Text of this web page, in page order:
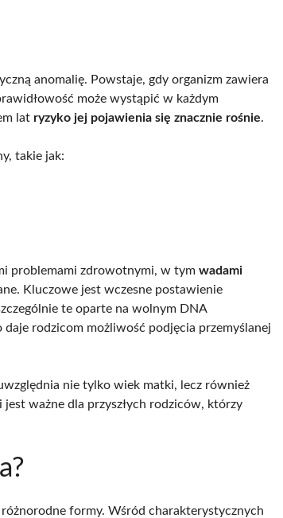
anomalię. Powstaje, gdy organizm zawiera
może wystąpić w każdym
lat ryzyko jej pojawienia się znacznie rośnie.
takie jak:
problemami zdrowotnymi, w tym wadami
Kluczowe jest wczesne postawienie
te oparte na wolnym DNA
rodzicom możliwość podjęcia przemyślanej
nie tylko wiek matki, lecz również
ważne dla przyszłych rodziców, którzy
różnorodne formy. Wśród charakterystycznych